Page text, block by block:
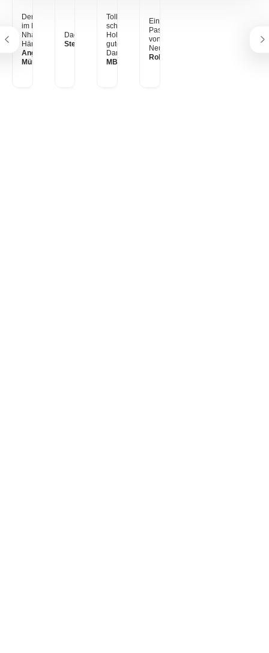
Der Ho-Chi-Minh-Pfad
im Nationalpark Phong-
Nha-Ke-Bang, Vietnam.
Hängt am Esstisch.
Angelina & Sergej aus
München
Dades-Tal, Marrokko
Stefan aus Zürich
Tolles s/w Foto in einem
schwarzen
Holzrahmen. Super
gute Qualität! Vielen
Dank myposter
MB aus Frankfurt
Ein gerahmtes Bild mit
Passepartout. Ein Motiv
von meiner
Neuseeland Reise.
Robert Schäfer